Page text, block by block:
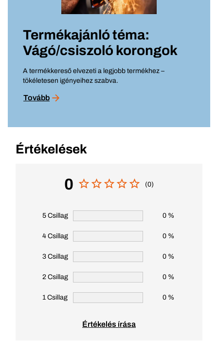
Termékajánló téma:
Vágó/csiszoló korongok
A termékkereső elvezeti a legjobb termékhez –
tökéletesen igényeihez szabva.
Tovább
Értékelések
0 (0)
5 Csillag 0 %
4 Csillag 0 %
3 Csillag 0 %
2 Csillag 0 %
1 Csillag 0 %
Értékelés írása